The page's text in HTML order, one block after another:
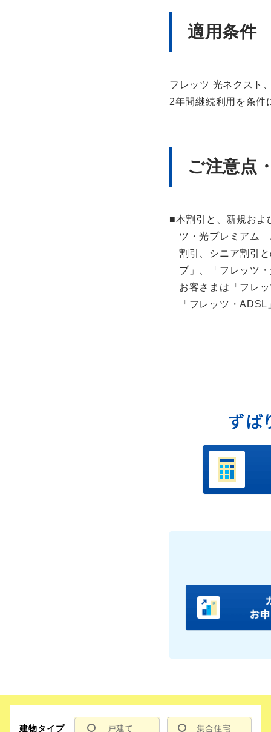
適用条件
フレッツ 光ネクスト
2年間継続利用を条件
ご注意点
■本割引と、新規お
ツ・光プレミアム
割引、シニア割引
プ」、「フレッツ
お客さまは「フレ
「フレッツ・